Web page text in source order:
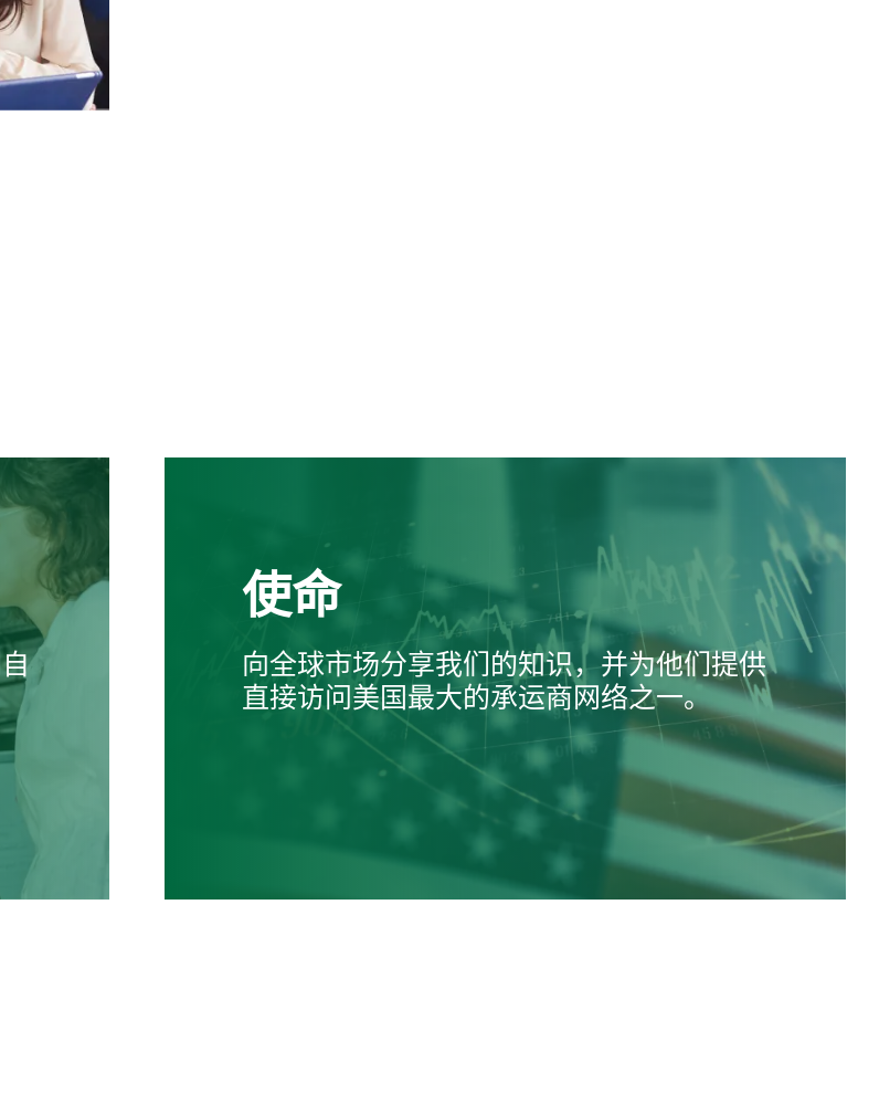
使命
向全球市场分享我们的知识，并为他们提供
直接访问美国最大的承运商网络之一。